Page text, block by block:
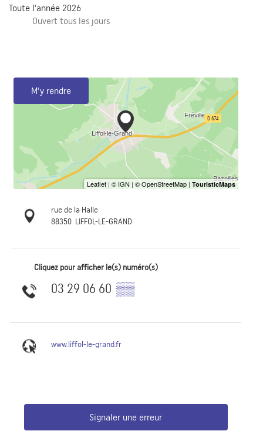
Toute l'année 2026
Ouvert tous les jours
M'y rendre
rue de la Halle
88350 LIFFOL-LE-GRAND
Cliquez pour afficher le(s) numéro(s)
03 29 06 60 ▒▒
www.liffol-le-grand.fr
Signaler une erreur